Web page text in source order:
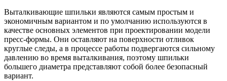
Выталкивающие шпильки являются самым простым и
экономичным вариантом и по умолчанию используются в
качестве основных элементов при проектировании модели
пресс-формы. Они оставляют на поверхности отливок
круглые следы, а в процессе работы подвергаются сильному
давлению во время выталкивания, поэтому шпильки
большего диаметра представляют собой более безопасный
вариант.